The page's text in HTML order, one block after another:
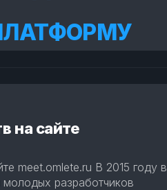
на сайте
meet.omlete.ru В 2015 году в
разработчиков